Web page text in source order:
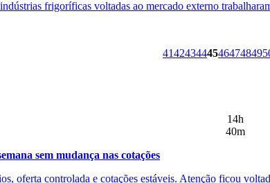
frigoríficas voltadas ao mercado externo
414243444546474849
14h
40m
sem mudança nas cotações
oferta controlada e cotações estáveis. Atenção ficou